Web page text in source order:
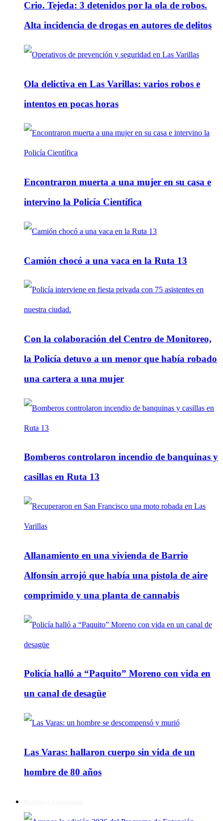
Crio. Tejeda: 3 detenidos por la ola de robos.
Alta incidencia de drogas en autores de delitos
Ola delictiva en Las Varillas: varios robos e
intentos en pocas horas
Encontraron muerta a una mujer en su casa e
intervino la Policía Científica
Camión chocó a una vaca en la Ruta 13
Con la colaboración del Centro de Monitoreo,
la Policía detuvo a un menor que había robado
una cartera a una mujer
Bomberos controlaron incendio de banquinas y
casillas en Ruta 13
Allanamiento en una vivienda de Barrio
Alfonsín arrojó que había una pistola de aire
comprimido y una planta de cannabis
Policía halló a “Paquito” Moreno con vida en
un canal de desagüe
Las Varas: hallaron cuerpo sin vida de un
hombre de 80 años